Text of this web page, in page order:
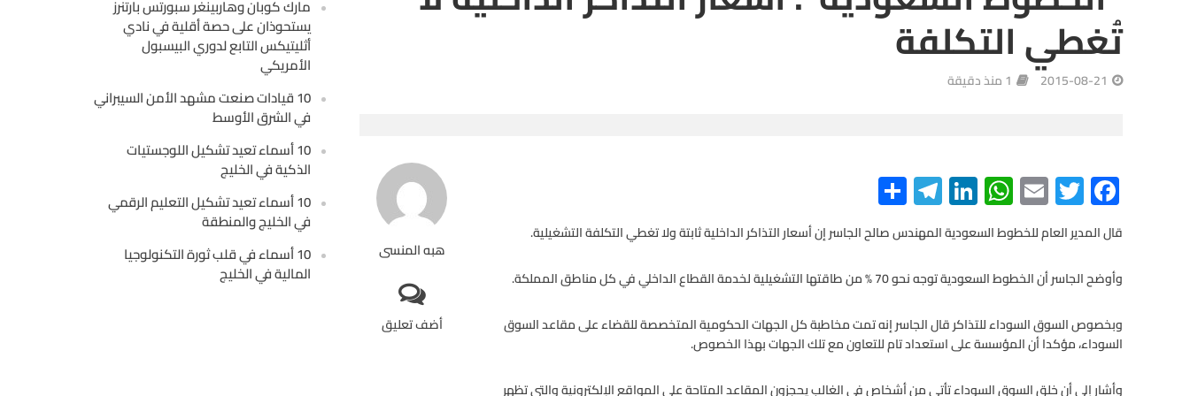
مارك كوبان وهاربينغر سبورتس بارتنرز
يستحوذان على حصة أقلية في نادي
أثليتيكس التابع لدوري البيسبول
الأمريكي
10 قيادات صنعت مشهد الأمن السيبراني
في الشرق الأوسط
10 أسماء تعيد تشكيل اللوجستيات
الذكية في الخليج
10 أسماء تعيد تشكيل التعليم الرقمي
في الخليج والمنطقة
10 أسماء في قلب ثورة التكنولوجيا
المالية في الخليج
تُغطي التكلفة
2015-08-21 1 منذ دقيقة
هبه المنسى
أضف تعليق
F
ac
e
b
o
o
k
T
wi
tt
er
E
m
ail
W
h
at
s
p
p
Li
n
ke
dI
Te
le
gr
a
m
S
h
ar
e
قال المدير العام للخطوط السعودية المهندس صالح الجاسر إن أسعار التذاكر الداخلية ثابتة ولا تغطي التكلفة التشغيلية.
وأوضح الجاسر أن الخطوط السعودية توجه نحو 70 % من طاقتها التشغيلية لخدمة القطاع الداخلي في كل مناطق المملكة.
وبخصوص السوق السوداء للتذاكر قال الجاسر إنه تمت مخاطبة كل الجهات الحكومية المتخصصة للقضاء على مقاعد السوق
السوداء، مؤكدا أن المؤسسة على استعداد تام للتعاون مع تلك الجهات بهذا الخصوص.
وأشار إلى أن خلق السوق السوداء تأتي من أشخاص في الغالب يحجزون المقاعد المتاحة على المواقع الإلكترونية والتي تظهر